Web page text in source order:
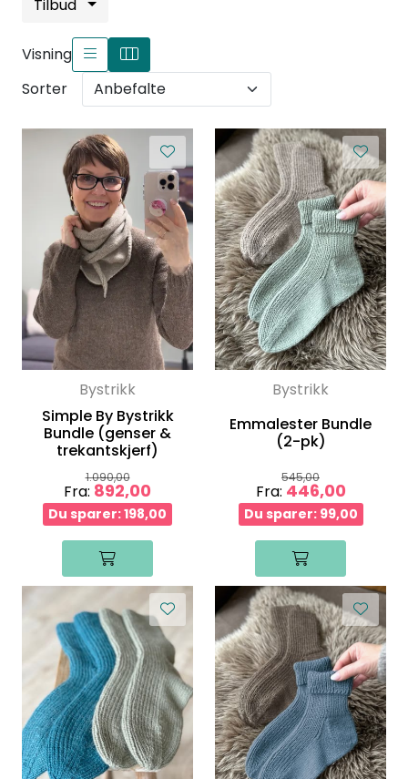
Tilbud
Visning
Sorter
Bystrikk
Simple By Bystrikk
Bundle (genser &
trekantskjerf)
1.090,00
Fra: 892,00
Du sparer: 198,00
Bystrikk
Emmalester Bundle
(2-pk)
545,00
Fra: 446,00
Du sparer: 99,00